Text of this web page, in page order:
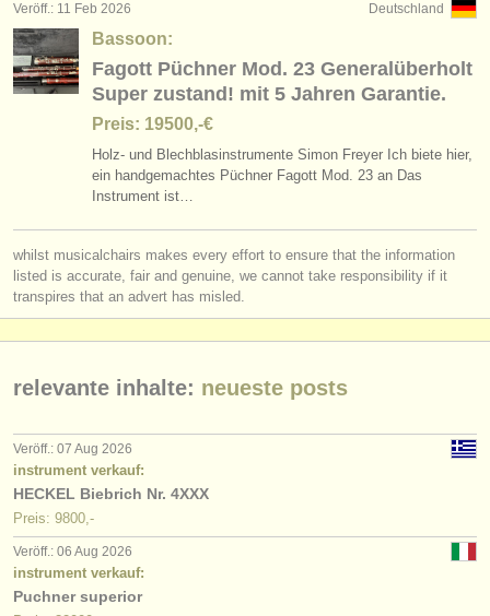
Deutschland
Veröff.: 11 Feb 2026
Bassoon:
Fagott Püchner Mod. 23 Generalüberholt
Super zustand! mit 5 Jahren Garantie.
Preis: 19500,-€
Holz- und Blechblasinstrumente Simon Freyer Ich biete hier,
ein handgemachtes Püchner Fagott Mod. 23 an Das
Instrument ist…
whilst musicalchairs makes every effort to ensure that the information
listed is accurate, fair and genuine, we cannot take responsibility if it
transpires that an advert has misled.
relevante inhalte: neueste posts
Veröff.: 07 Aug 2026
instrument verkauf:
HECKEL Biebrich Nr. 4XXX
Preis: 9800,-
Veröff.: 06 Aug 2026
instrument verkauf:
Puchner superior